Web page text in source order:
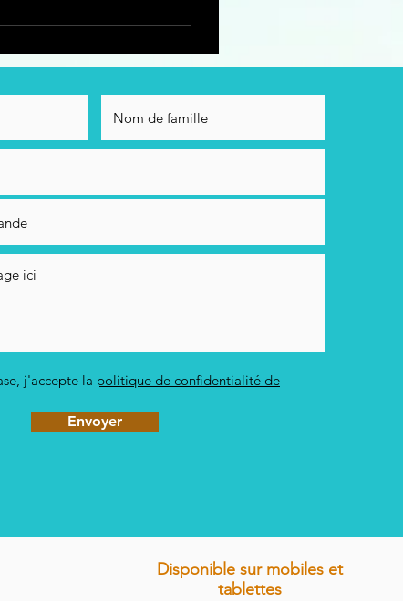
j'accepte la politique de confidentialité de
Envoyer
Disponible sur mobiles et
tablettes